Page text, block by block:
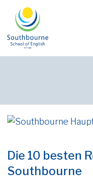
Die 10 besten
Southbourne